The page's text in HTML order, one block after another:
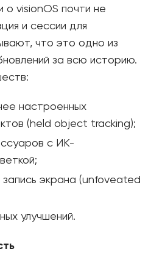
о visionOS почти не
и сессии для
что это одно из
за всю историю.
настроенных
(held object tracking);
с ИК-
экрана (unfoveated
улучшений.